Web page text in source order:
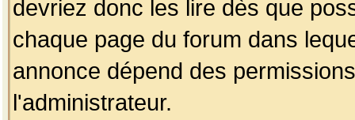
devriez donc les lire dès que
chaque page du forum dans
annonce dépend des
l'administrateur.